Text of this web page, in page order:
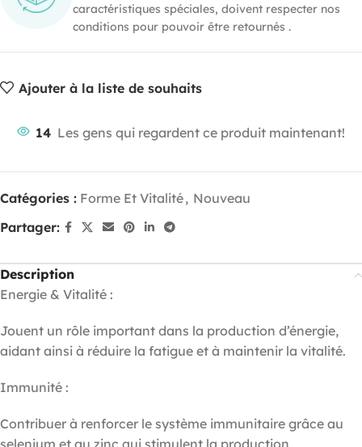
caractéristiques spéciales, doivent respecter nos
conditions pour pouvoir être retournés .
Ajouter à la liste de souhaits
14 Les gens qui regardent ce produit maintenant!
Catégories : Forme Et Vitalité, Nouveau
Partager:
Description
Energie & Vitalité :
Jouent un rôle important dans la production d’énergie,
aidant ainsi à réduire la fatigue et à maintenir la vitalité.
Immunité :
Contribuer à renforcer le système immunitaire grâce au
selenium et au zinc qui stimulent la production